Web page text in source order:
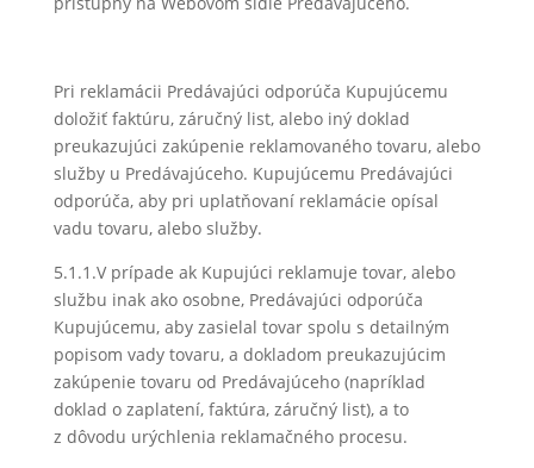
Pri reklamácii Predávajúci odporúča Kupujúcemu
doložiť faktúru, záručný list, alebo iný doklad
preukazujúci zakúpenie reklamovaného tovaru, alebo
služby u Predávajúceho. Kupujúcemu Predávajúci
odporúča, aby pri uplatňovaní reklamácie opísal
vadu tovaru, alebo služby.
5.1.1.V prípade ak Kupujúci reklamuje tovar, alebo
službu inak ako osobne, Predávajúci odporúča
Kupujúcemu, aby zasielal tovar spolu s detailným
popisom vady tovaru, a dokladom preukazujúcim
zakúpenie tovaru od Predávajúceho (napríklad
doklad o zaplatení, faktúra, záručný list), a to
z dôvodu urýchlenia reklamačného procesu.